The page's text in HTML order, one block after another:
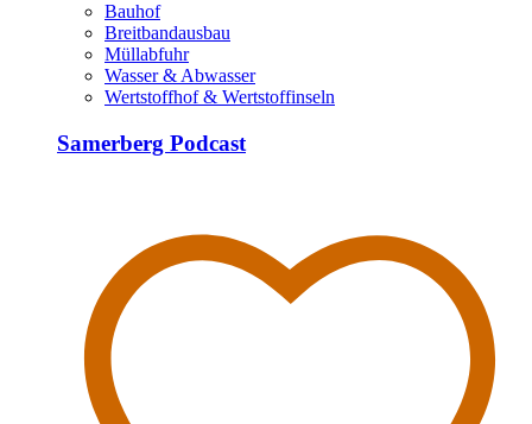
Bauhof
Breitbandausbau
Müllabfuhr
Wasser & Abwasser
Wertstoffhof & Wertstoffinseln
Samerberg Podcast